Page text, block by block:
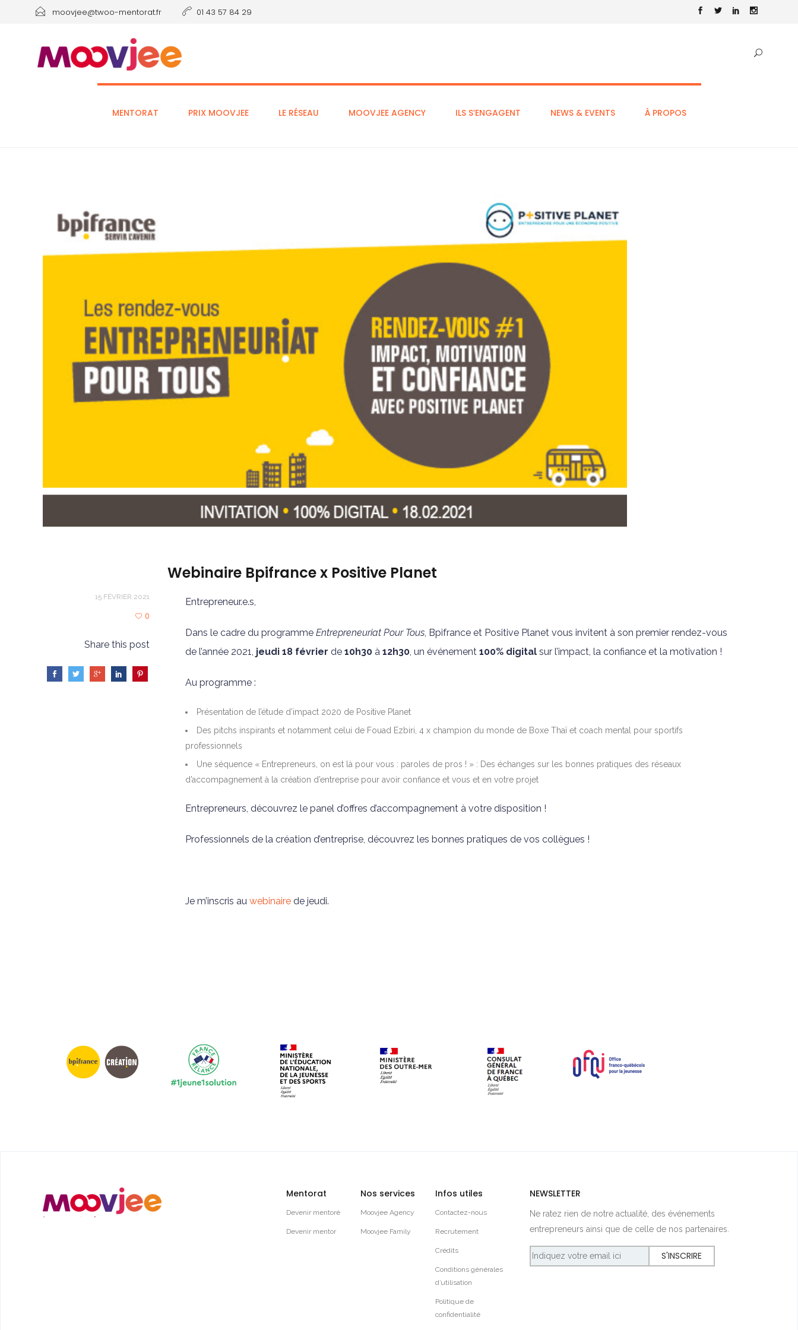
moovjee@twoo-mentorat.fr 01 43 57 84 29
MENTORAT PRIX MOOVJEE LE RÉSEAU MOOVJEE AGENCY ILS S’ENGAGENT NEWS & EVENTS À PROPOS
Webinaire Bpifrance x Positive Planet
15 FÉVRIER 2021
0
Share this post
Entrepreneur.e.s,
Dans le cadre du programme Entrepreneuriat Pour Tous, Bpifrance et Positive Planet vous invitent à son premier rendez-vous
de l’année 2021, jeudi 18 février de 10h30 à 12h30, un événement 100% digital sur l’impact, la confiance et la motivation !
Au programme :
Présentation de l’étude d’impact 2020 de Positive Planet
Des pitchs inspirants et notamment celui de Fouad Ezbiri, 4 x champion du monde de Boxe Thaï et coach mental pour sportifs
professionnels
Une séquence « Entrepreneurs, on est là pour vous : paroles de pros ! » : Des échanges sur les bonnes pratiques des réseaux
d’accompagnement à la création d’entreprise pour avoir confiance et vous et en votre projet
Entrepreneurs, découvrez le panel d’offres d’accompagnement à votre disposition !
Professionnels de la création d’entreprise, découvrez les bonnes pratiques de vos collègues !
Je m’inscris au webinaire de jeudi.
Mentorat
Devenir mentoré
Devenir mentor
Nos services
Moovjee Agency
Moovjee Family
Infos utiles
Contactez-nous
Recrutement
Crédits
Conditions générales
d’utilisation
Politique de
confidentialité
NEWSLETTER
Ne ratez rien de notre actualité, des événements
entrepreneurs ainsi que de celle de nos partenaires.